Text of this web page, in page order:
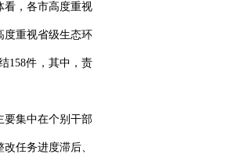
看，各市高度重视
度重视省级生态环
158件，其中，责
要集中在个别干部
任务进度滞后、